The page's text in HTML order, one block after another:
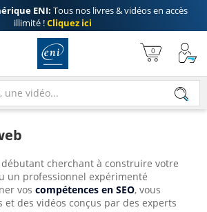
ENI: Tous nos livres & vidéos en accès
illimité !Cliquez ici
débutant cherchant à construire votre
un professionnel expérimenté
vos compétences en SEO, vous
et des vidéos conçus par des experts